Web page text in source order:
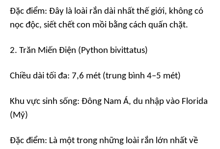
Đặc điểm: Đây là loài rắn dài nhất thế giới, không có
nọc độc, siết chết con mồi bằng cách quấn chặt.
2. Trăn Miến Điện (Python bivittatus)
Chiều dài tối đa: 7,6 mét (trung bình 4–5 mét)
Khu vực sinh sống: Đông Nam Á, du nhập vào Florida
(Mỹ)
Đặc điểm: Là một trong những loài rắn lớn nhất về